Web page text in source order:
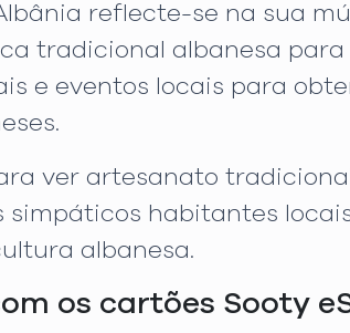
reflecte-se na sua
tradicional albanesa
e eventos locais para
ver artesanato
simpáticos habitantes
albanesa.
os cartões Sooty